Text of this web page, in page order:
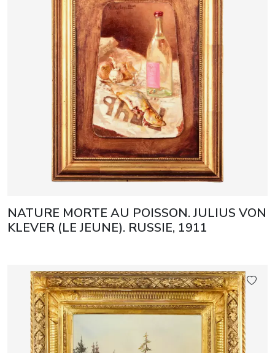
NATURE MORTE AU POISSON. JULIUS VON
KLEVER (LE JEUNE). RUSSIE, 1911